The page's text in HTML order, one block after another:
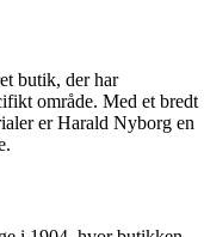
butik, der har
område. Med et bredt
er Harald Nyborg en